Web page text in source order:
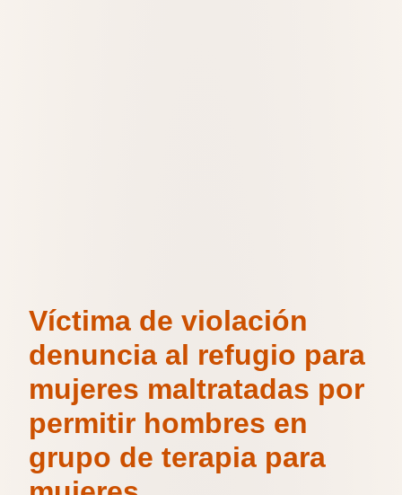
Víctima de violación
denuncia al refugio para
mujeres maltratadas por
permitir hombres en
grupo de terapia para